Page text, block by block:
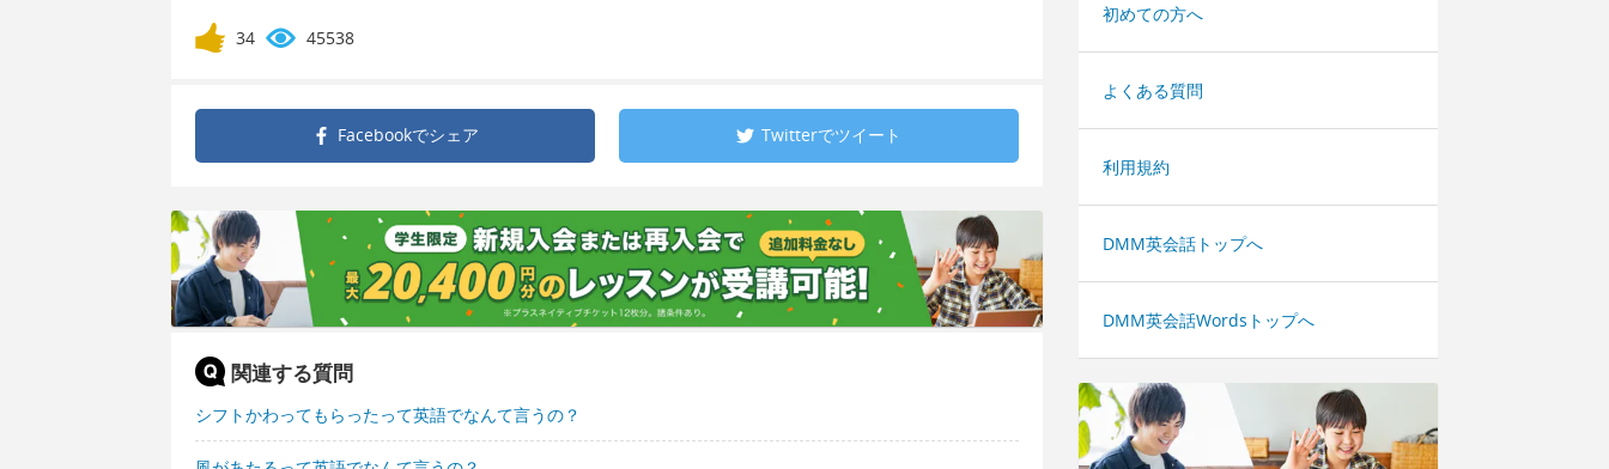
34 45538
Facebookでシェア Twitterでツイート
関連する質問
シフトかわってもらったって英語でなんて言うの？
初めての方へ
よくある質問
利用規約
DMM英会話トップへ
DMM英会話Wordsトップへ